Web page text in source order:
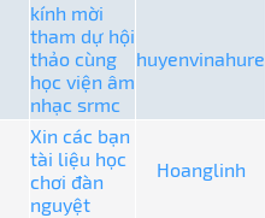
kính mời
tham dự hội
thảo cùng
học viện âm
nhạc srmc
huyenvinahure
Xin các bạn
tài liệu học
chơi đàn
nguyệt
Hoanglinh